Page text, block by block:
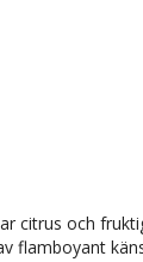
citrus och
flamboyant